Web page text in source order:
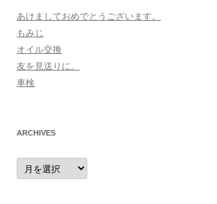
あけましておめでとうございます。
もみじ
オイル交換
友を見送りに。
車検
ARCHIVES
archives